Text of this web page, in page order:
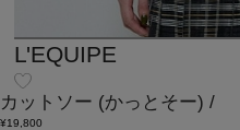
L'EQUIPE
カットソー (かっとそー) /
¥19,800